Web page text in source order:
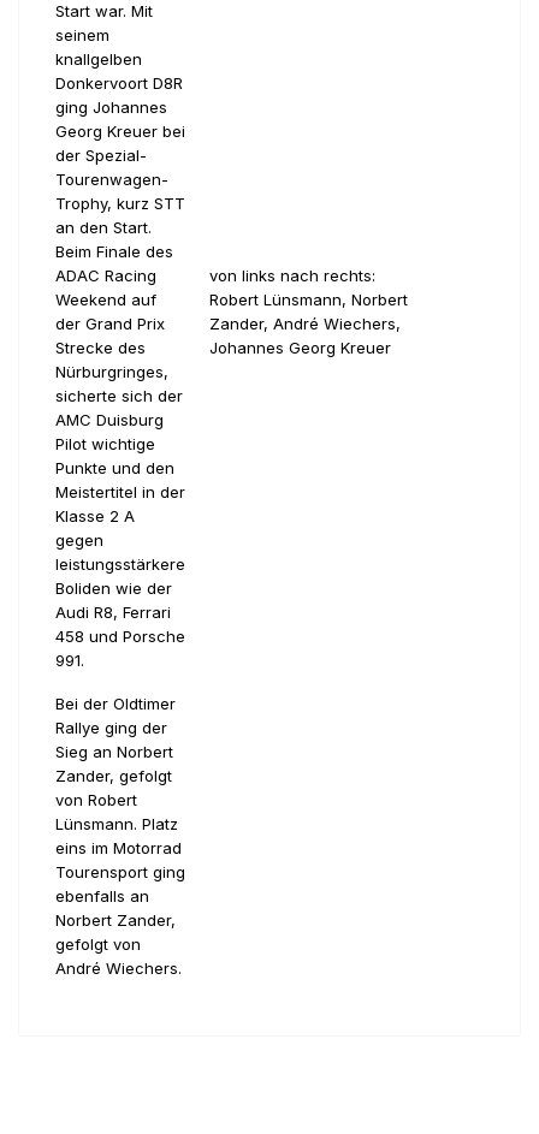
Start war. Mit
seinem
knallgelben
Donkervoort D8R
ging Johannes
Georg Kreuer bei
der Spezial-
Tourenwagen-
Trophy, kurz STT
an den Start.
Beim Finale des
ADAC Racing
Weekend auf
der Grand Prix
Strecke des
Nürburgringes,
sicherte sich der
AMC Duisburg
Pilot wichtige
Punkte und den
Meistertitel in der
Klasse 2 A
gegen
leistungsstärkere
Boliden wie der
Audi R8, Ferrari
458 und Porsche
991.
Bei der Oldtimer
Rallye ging der
Sieg an Norbert
Zander, gefolgt
von Robert
Lünsmann. Platz
eins im Motorrad
Tourensport ging
ebenfalls an
Norbert Zander,
gefolgt von
André Wiechers.
von links nach rechts:
Robert Lünsmann, Norbert
Zander, André Wiechers,
Johannes Georg Kreuer